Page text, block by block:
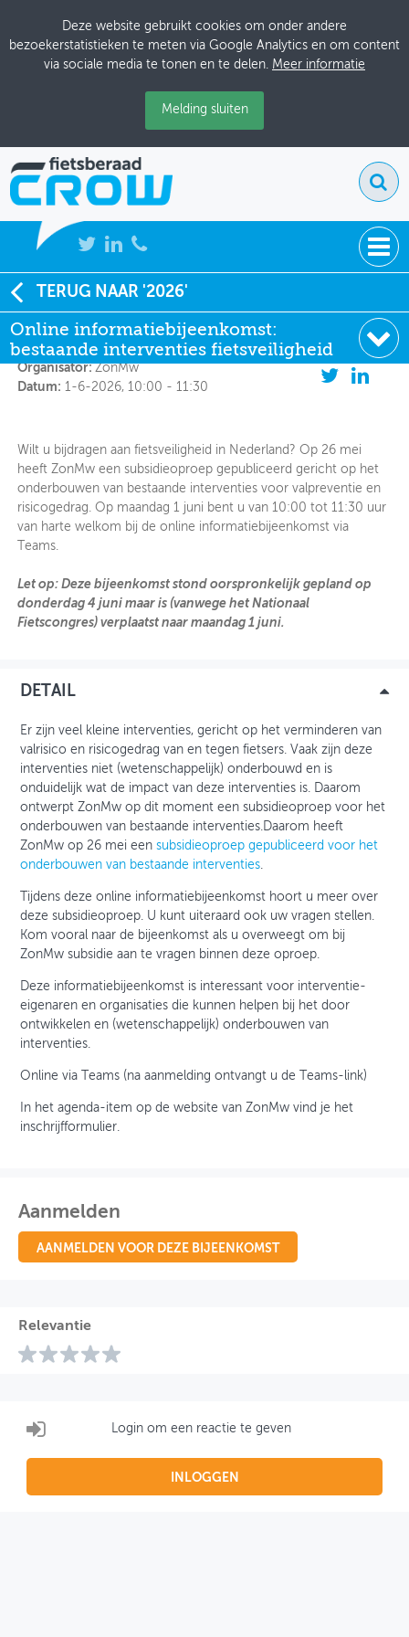
Deze website gebruikt cookies om onder andere
bezoekerstatistieken te meten via Google Analytics en om content
via sociale media te tonen en te delen. Meer informatie
Melding sluiten
NIEUWS
BIJEENKOMSTEN
KENNISBANK
OVER FIETSBERAAD
THEMASITES
MIJN PROFIEL
TERUG NAAR '2026'
Online informatiebijeenkomst:
bestaande interventies fietsveiligheid
Online informatiebijeenkomst: bestaande
interventies fietsveiligheid
Organisator:ZonMw
Datum: 1-6-2026, 10:00 - 11:30
Wilt u bijdragen aan fietsveiligheid in Nederland? Op 26 mei
heeft ZonMw een subsidieoproep gepubliceerd gericht op het
onderbouwen van bestaande interventies voor valpreventie en
risicogedrag. Op maandag 1 juni bent u van 10:00 tot 11:30 uur
van harte welkom bij de online informatiebijeenkomst via
Teams.
Let op: Deze bijeenkomst stond oorspronkelijk gepland op
donderdag 4 juni maar is (vanwege het Nationaal
Fietscongres) verplaatst naar maandag 1 juni.
DETAIL
Er zijn veel kleine interventies, gericht op het verminderen van
valrisico en risicogedrag van en tegen fietsers. Vaak zijn deze
interventies niet (wetenschappelijk) onderbouwd en is
onduidelijk wat de impact van deze interventies is. Daarom
ontwerpt ZonMw op dit moment een subsidieoproep voor het
onderbouwen van bestaande interventies.Daarom heeft
ZonMw op 26 mei een subsidieoproep gepubliceerd voor het
onderbouwen van bestaande interventies
Tijdens deze online informatiebijeenkomst hoort u meer over
deze subsidieoproep. U kunt uiteraard ook uw vragen stellen.
Kom vooral naar de bijeenkomst als u overweegt om bij
ZonMw subsidie aan te vragen binnen deze oproep.
Deze informatiebijeenkomst is interessant voor interventie-
eigenaren en organisaties die kunnen helpen bij het door
ontwikkelen en (wetenschappelijk) onderbouwen van
interventies.
Online via Teams (na aanmelding ontvangt u de Teams-link)
In het agenda-item op de website van ZonMw vind je het
inschrijfformulier.
Aanmelden
AANMELDEN VOOR DEZE BIJEENKOMST
Relevantie
Login om een reactie te geven
INLOGGEN